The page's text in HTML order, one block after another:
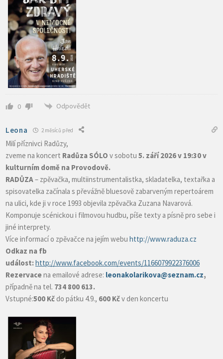
0 Odpovědět
Leona 2 měsíců před
Milí příznivci Radůzy,
zveme na koncert Radůza SÓLO v sobotu 5. září 2026 v 19:30 v
kulturním domě na Provodově.
RADŮZA– zpěvačka, multiinstrumentalistka, skladatelka, textařka a
spisovatelka začínala s převážně bluesově zabarveným repertoárem
na ulici, kde ji v roce 1993 objevila zpěvačka Zuzana Navarová.
Komponuje scénickou i filmovou hudbu, píše texty a písně pro sebe i
jiné interprety.
Více informací o zpěvačce na jejím webu http://www.raduza.cz
Odkaz na fb
událost:http://www.facebook.com/events/1166079922376006
Rezervacena emailové adrese: leonakolarikova@seznam.cz,
případně na tel. 734 800 613.
Vstupné:500 Kčdo pátku 4.9., 600 Kčv den koncertu